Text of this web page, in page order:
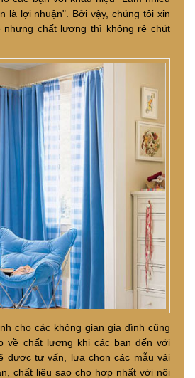
là lợi nhuận". Bởi vậy, chúng tôi xin
nhưng chất lượng thì không rẻ chút
cho các không gian gia đình cũng
về chất lượng khi các bạn đến với
được tư vấn, lựa chọn các mẫu vải
chất liệu sao cho hợp nhất với nội